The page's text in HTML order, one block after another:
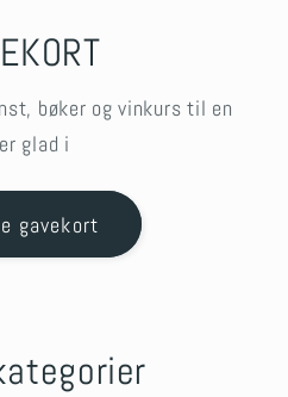
bøker og vinkurs til en
glad i
gavekort